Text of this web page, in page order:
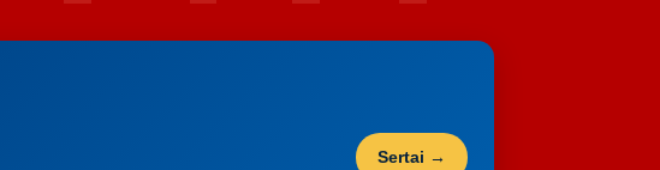
Sertai →